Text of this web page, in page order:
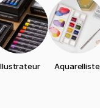
Aquarelliste